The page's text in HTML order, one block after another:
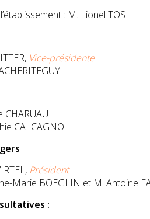
: M. Lionel TOSI
Vice-présidente
CHARUAU
CALCAGNO
Président
Marie BOEGLIN et M. Antoine
: